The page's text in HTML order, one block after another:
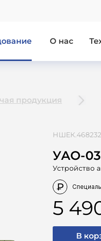
О нас
продукция
УАО-03
Устройство
5
В